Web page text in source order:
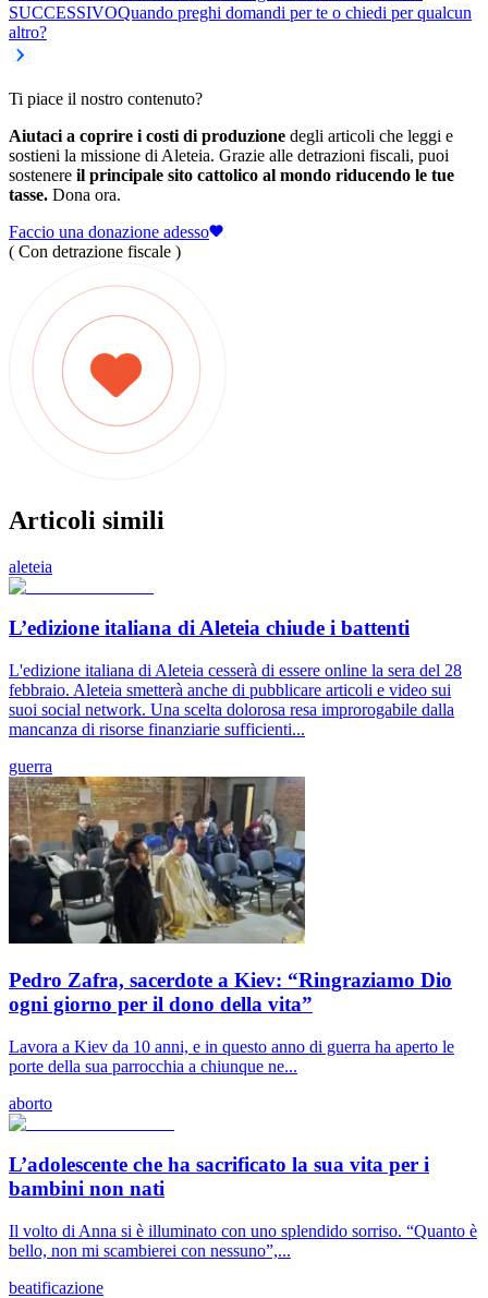
SUCCESSIVOQuando preghi domandi per te o chiedi per qualcun
altro?
Ti piace il nostro contenuto?
Aiutaci a coprire i costi di produzione degli articoli che leggi e
sostieni la missione di Aleteia. Grazie alle detrazioni fiscali, puoi
sostenere il principale sito cattolico al mondo riducendo le tue
tasse. Dona ora.
Faccio una donazione adesso
( Con detrazione fiscale )
Articoli simili
aleteia
L’edizione italiana di Aleteia chiude i battenti
L'edizione italiana di Aleteia cesserà di essere online la sera del 28
febbraio. Aleteia smetterà anche di pubblicare articoli e video sui
suoi social network. Una scelta dolorosa resa improrogabile dalla
mancanza di risorse finanziarie sufficienti...
guerra
Pedro Zafra, sacerdote a Kiev: “Ringraziamo Dio
ogni giorno per il dono della vita”
Lavora a Kiev da 10 anni, e in questo anno di guerra ha aperto le
porte della sua parrocchia a chiunque ne...
aborto
L’adolescente che ha sacrificato la sua vita per i
bambini non nati
Il volto di Anna si è illuminato con uno splendido sorriso. “Quanto è
bello, non mi scambierei con nessuno”,...
beatificazione